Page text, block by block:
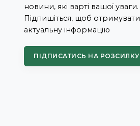
новини, які варті вашої уваги.
Підпишіться, щоб отримувати
актуальну інформацію
ПІДПИСАТИСЬ НА РОЗСИЛКУ